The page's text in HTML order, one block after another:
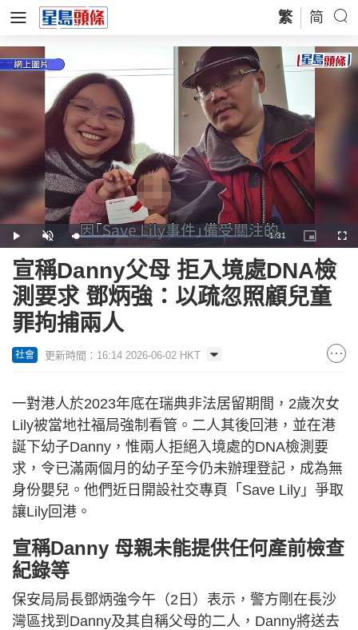
繁 简
Play Unmute Loaded:
31.47%
Remaining
-1:31
Picture-
in-
宣稱Danny父母 拒入境處DNA檢
測要求 鄧炳強：以疏忽照顧兒童
罪拘捕兩人
社會 更新時間：16:14 2026-06-02 HKT
一對港人於2023年底在瑞典非法居留期間，2歲次女
Lily被當地社福局強制看管。二人其後回港，並在港
誕下幼子Danny，惟兩人拒絕入境處的DNA檢測要
求，令已滿兩個月的幼子至今仍未辦理登記，成為無
身份嬰兒。他們近日開設社交專頁「Save Lily」爭取
讓Lily回港。
宣稱Danny 母親未能提供任何產前檢查
紀錄等
保安局局長鄧炳強今午（2日）表示，警方剛在長沙
灣區找到Danny及其自稱父母的二人，Danny將送去